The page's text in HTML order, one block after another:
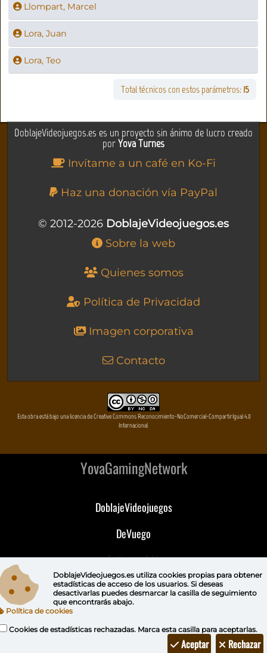
Llompart, Marcel
Lora, Juan
Lora, Teo
Total técnicos con estos parámetros: 15
DoblajeVideojuegos.es es un proyecto sin ánimo de lucro creado
porYova Turnes
Invítame a un café en Ko-Fi
Haz una donación vía PayPal
© 2012-2026 DoblajeVideojuegos.es
Sobre la web
Quienes somos
Política de Privacidad
Imagen corporativa
Contacto
Esta obra está bajo una licencia de Creative Commons Reconocimiento-NoComercial-CompartirIgual 4.0
Internacional
YovaGamingNetwork
DoblajeVideojuegos
DeVuego
DeVuego GAL
DeVuego LATAM
DoblajeVideojuegos.es utiliza cookies propiaspara obtener
estadísticas de acceso de los usuarios. Si deseas
desactivarlas puedes desmarcar la casilla de seguimiento
que encontrarás abajo.
Política de cookies
Cookies de estadísticas rechazadas. Marca esta casilla para aceptarlas.
Rechazar
Aceptar